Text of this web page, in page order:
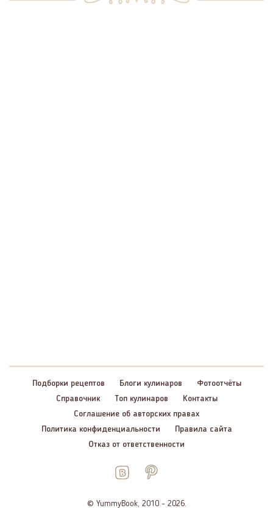
Подборки рецептов Блоги кулинаров
Фотоотчёты
Справочник
Топ кулинаров
Контакты
Соглашение об авторских правах
Политика конфиденциальности
Правила сайта
Отказ от ответственности
© YummyBook, 2010 – 2026.